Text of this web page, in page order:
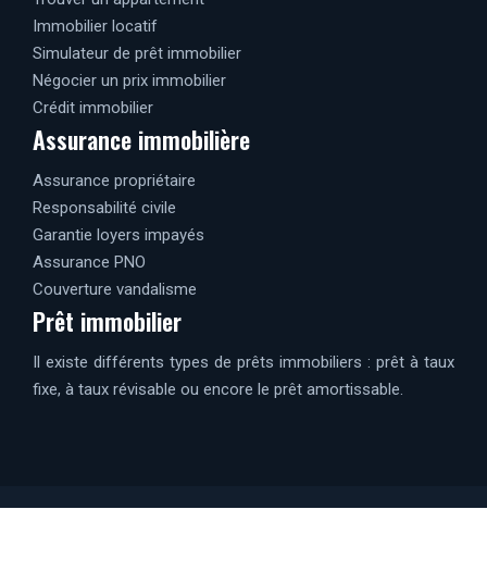
Immobilier locatif
Simulateur de prêt immobilier
Négocier un prix immobilier
Crédit immobilier
Assurance immobilière
Assurance propriétaire
Responsabilité civile
Garantie loyers impayés
Assurance PNO
Couverture vandalisme
Prêt immobilier
Il existe différents types de prêts immobiliers : prêt à taux
fixe, à taux révisable ou encore le prêt amortissable.